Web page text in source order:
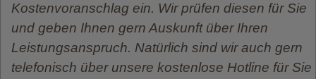
Kostenvoranschlag ein. Wir prüfen diesen für Sie
und geben Ihnen gern Auskunft über Ihren
Leistungsanspruch. Natürlich sind wir auch gern
telefonisch über unsere kostenlose Hotline für Sie